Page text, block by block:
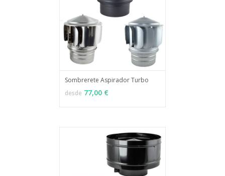
VER OPCIONES
Sombrerete Aspirador Turbo
desde 77,00 €